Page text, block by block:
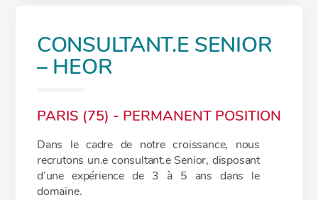
CONSULTANT.E SENIOR
– HEOR
PARIS (75) - PERMANENT POSITION
Dans le cadre de notre croissance, nous
recrutons un.e consultant.e Senior, disposant
d’une expérience de 3 à 5 ans dans le
domaine.